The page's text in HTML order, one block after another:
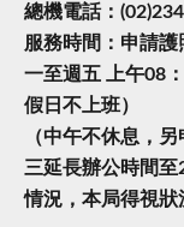
總機電話：
服務時間：申請
一至週五 上午08
假日不上班）
（中午不休息，
三延長辦公時間
情況，本局得視狀